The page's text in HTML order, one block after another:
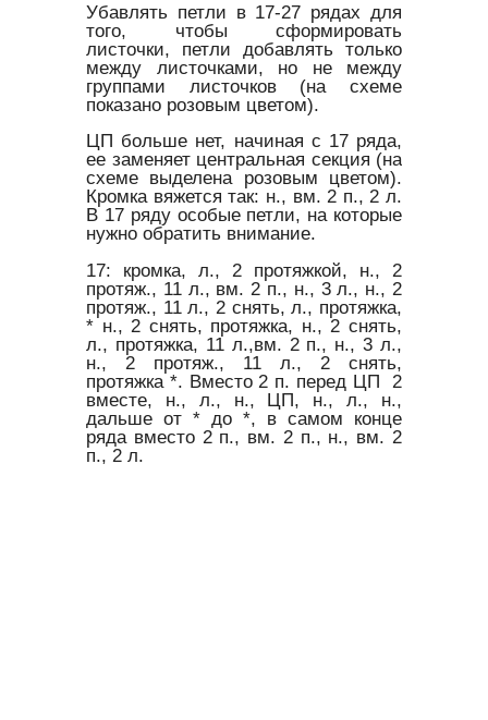
Убавлять петли в 17-27 рядах для
того, чтобы сформировать
листочки, петли добавлять только
между листочками, но не между
группами листочков (на схеме
показано розовым цветом).
ЦП больше нет, начиная с 17 ряда,
ее заменяет центральная секция (на
схеме выделена розовым цветом).
Кромка вяжется так: н., вм. 2 п., 2 л.
В 17 ряду особые петли, на которые
нужно обратить внимание.
17: кромка, л., 2 протяжкой, н., 2
протяж., 11 л., вм. 2 п., н., 3 л., н., 2
протяж., 11 л., 2 снять, л., протяжка,
* н., 2 снять, протяжка, н., 2 снять,
л., протяжка, 11 л.,вм. 2 п., н., 3 л.,
н., 2 протяж., 11 л., 2 снять,
протяжка *. Вместо 2 п. перед ЦП 2
вместе, н., л., н., ЦП, н., л., н.,
дальше от * до *, в самом конце
ряда вместо 2 п., вм. 2 п., н., вм. 2
п., 2 л.